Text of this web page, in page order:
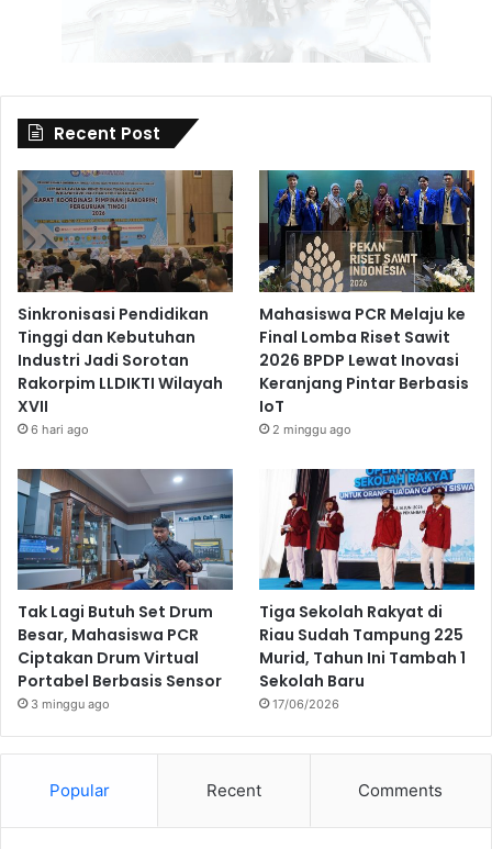
Recent Post
Sinkronisasi Pendidikan
Tinggi dan Kebutuhan
Industri Jadi Sorotan
Rakorpim LLDIKTI Wilayah
XVII
6 hari ago
Mahasiswa PCR Melaju ke
Final Lomba Riset Sawit
2026 BPDP Lewat Inovasi
Keranjang Pintar Berbasis
IoT
2 minggu ago
Tak Lagi Butuh Set Drum
Besar, Mahasiswa PCR
Ciptakan Drum Virtual
Portabel Berbasis Sensor
3 minggu ago
Tiga Sekolah Rakyat di
Riau Sudah Tampung 225
Murid, Tahun Ini Tambah 1
Sekolah Baru
17/06/2026
Popular Recent Comments